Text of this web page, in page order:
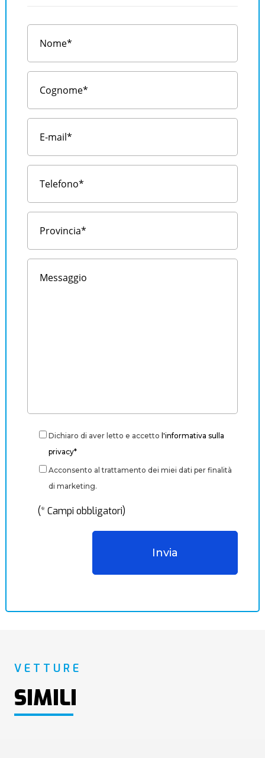
Dichiaro di aver letto e accetto l'informativa sulla
privacy*
Acconsento al trattamento dei miei dati per finalità
di marketing.
(* Campi obbligatori)
VETTURE
SIMILI